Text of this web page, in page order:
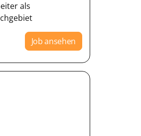
als
Job ansehen